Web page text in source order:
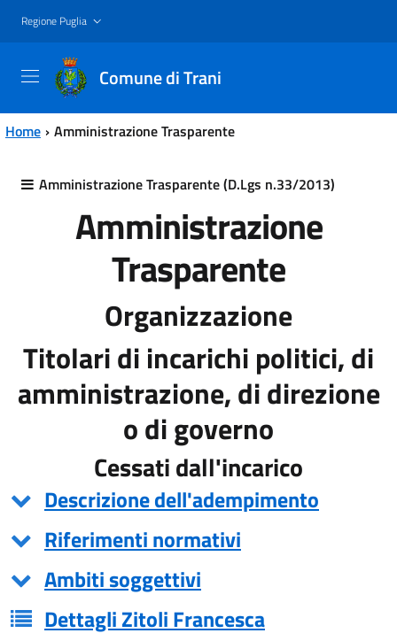
Vai al contenuto principale
Vai al menu principale
Regione Puglia
Comune di Trani
Home Amministrazione Trasparente
Amministrazione Trasparente (D.Lgs n.33/2013)
Amministrazione
Trasparente
Organizzazione
Titolari di incarichi politici, di
amministrazione, di direzione
o di governo
Cessati dall'incarico
Descrizione dell'adempimento
Riferimenti normativi
Ambiti soggettivi
Dettagli Zitoli Francesca